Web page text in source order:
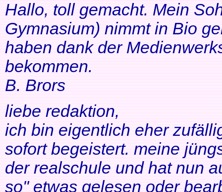
Hallo, toll gemacht. Mein
Gymnasium) nimmt in Bio
haben dank der
bekommen.
B. Brors
liebe redaktion,
ich bin eigentlich eher
sofort begeistert. meine
der realschule und hat nun
so" etwas gelesen oder